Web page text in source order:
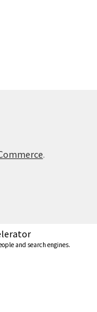
.
and search engines.